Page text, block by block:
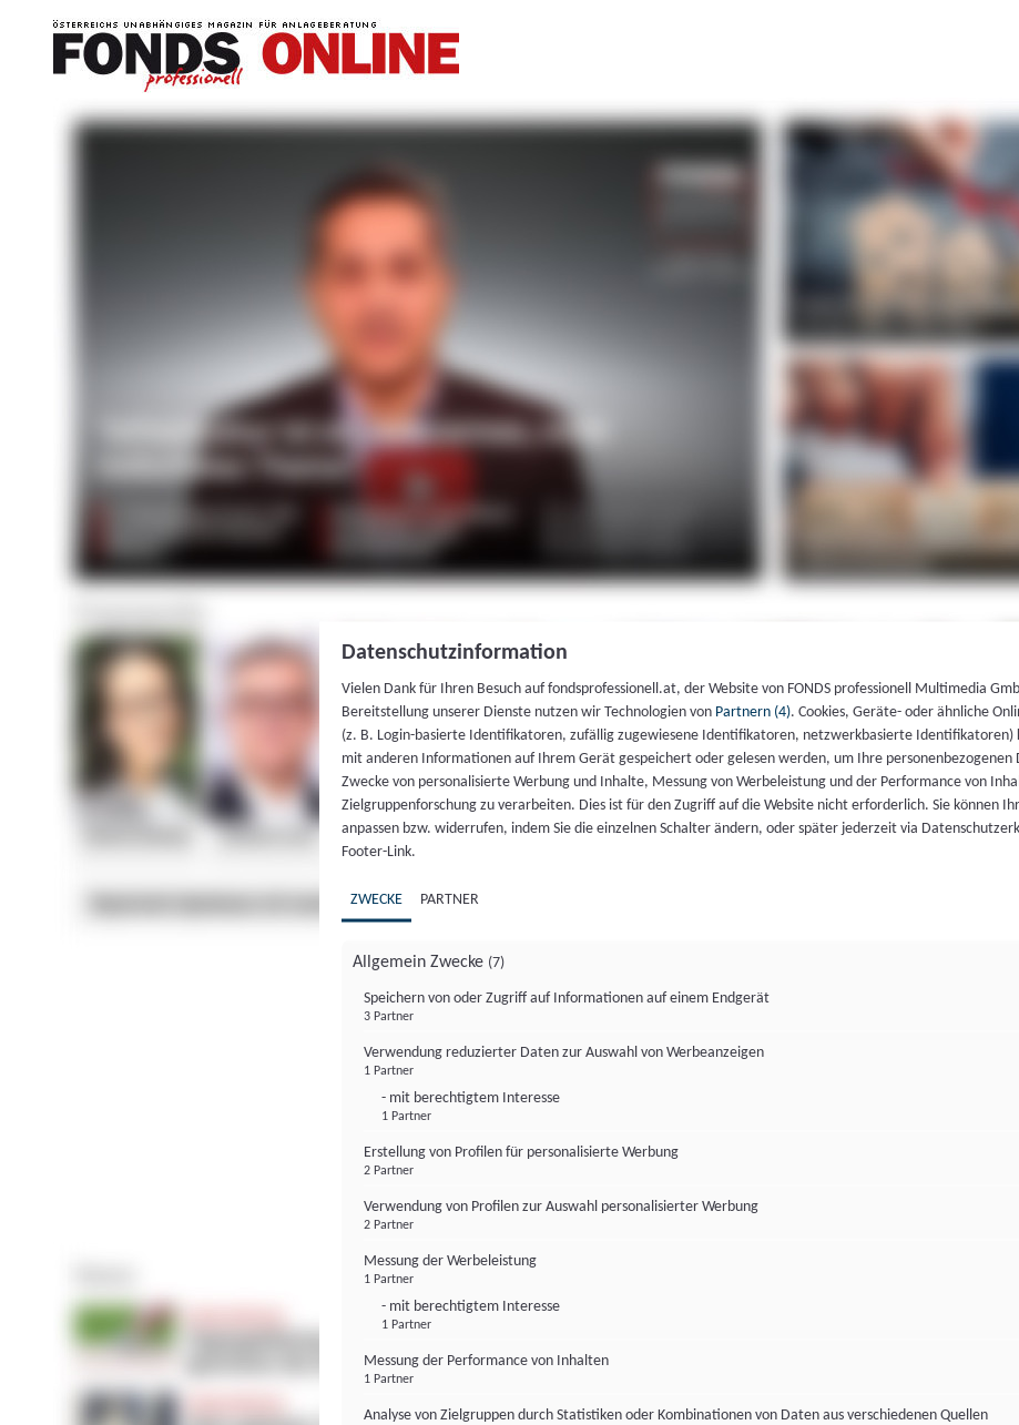
Datenschutzinformation
Vielen Dank für Ihren Besuch auf fondsprofessionell.at, der Website von FONDS professionell Multimedia
Bereitstellung unserer Dienste nutzen wir Technologien von Partnern (4). Cookies, Geräte- oder ähnliche
(z. B. Login-basierte Identifikatoren, zufällig zugewiesene Identifikatoren, netzwerkbasierte Identifikatoren)
mit anderen Informationen auf Ihrem Gerät gespeichert oder gelesen werden, um Ihre personenbezogenen
Zwecke von personalisierte Werbung und Inhalte, Messung von Werbeleistung und der Performance von
Zielgruppenforschung zu verarbeiten. Dies ist für den Zugriff auf die Website nicht erforderlich. Sie können
anpassen bzw. widerrufen, indem Sie die einzelnen Schalter ändern, oder später jederzeit via
Footer-Link.
ZWECKE PARTNER
Allgemein Zwecke (7)
Speichern von oder Zugriff auf Informationen auf einem Endgerät
3 Partner
Verwendung reduzierter Daten zur Auswahl von Werbeanzeigen
1 Partner
- mit berechtigtem Interesse
1 Partner
Erstellung von Profilen für personalisierte Werbung
2 Partner
Verwendung von Profilen zur Auswahl personalisierter Werbung
2 Partner
Messung der Werbeleistung
1 Partner
- mit berechtigtem Interesse
1 Partner
Messung der Performance von Inhalten
1 Partner
Analyse von Zielgruppen durch Statistiken oder Kombinationen von Daten aus verschiedenen Quellen